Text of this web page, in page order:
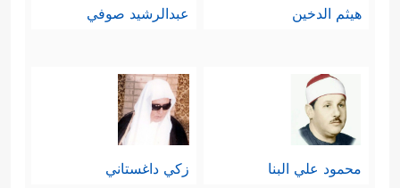
هيثم الدخين عبدالرشيد صوفي
محمود علي البنا زكي داغستاني